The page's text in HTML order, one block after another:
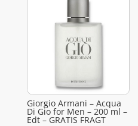
Giorgio Armani – Acqua
Di Gio for Men – 200 ml –
Edt – GRATIS FRAGT